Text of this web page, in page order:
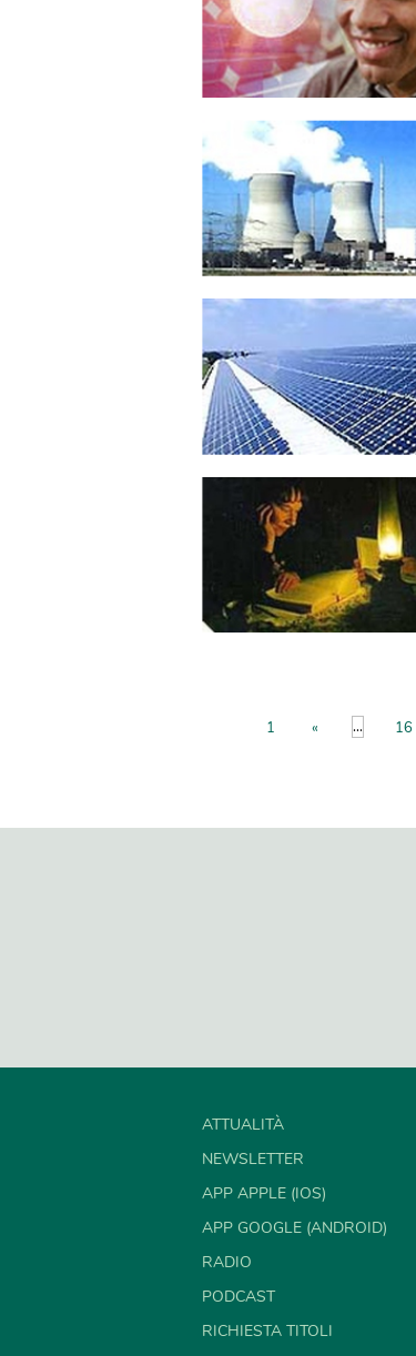
1 « ... 16
ATTUALITÀ
NEWSLETTER
APP APPLE (IOS)
APP GOOGLE (ANDROID)
RADIO
PODCAST
RICHIESTA TITOLI